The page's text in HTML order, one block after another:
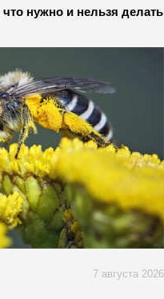
нужно и нельзя делать
7 августа 2026